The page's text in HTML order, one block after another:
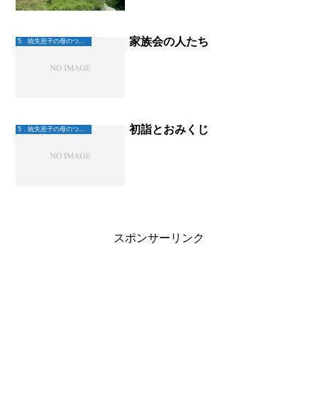
ト、ボランティア活動など予...
5．統失息子の母のつぶやき 家族会の人たち
初詣とおみくじ
スポンサーリンク